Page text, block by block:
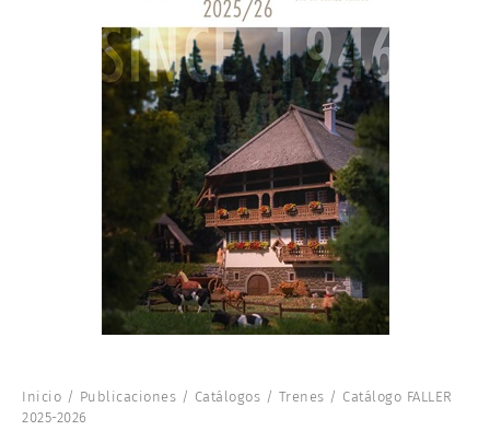
Inicio / Publicaciones / Catálogos / Trenes / Catálogo FALLER
2025-2026